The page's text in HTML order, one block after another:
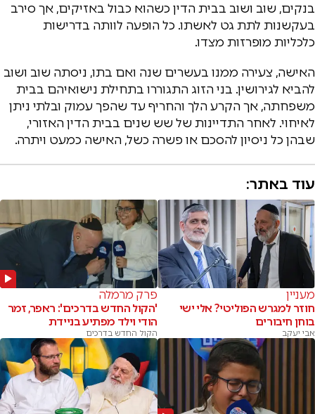
בנקים, שוב ושוב בבית הדין כשהוא כבול באזיקים, אך סירב
בעקשנות לתת גט לאשתו. כל הופעה לוותה בדרישות
כלכליות מופרזות מצדו.
האישה, צעירה ממנו בעשרים שנה ואם בתו, ניסתה שוב ושוב
להביא לגירושין. בני הזוג התגוררו בתחילת נישואיהם בבית
משפחתה, אך הקרע הלך והחריף עד שהפך עמוק ובלתי ניתן
לאיחוי. לאחר התדיינות של שש שנים בבית הדין האזורי,
שבהן כל ניסיון להסכם או פשרה כשל, האישה כמעט ויתרה.
עוד באתר:
מעניין
חוזר למגרש הפוליטי? אלי ישי
בוחן חיבורים
אבי יעקב
פרק מרמלה
'הקול החדש בדרכים': ראפר, זמר
הודי וילד מפתיע בניידת
הקול החדש בדרכים